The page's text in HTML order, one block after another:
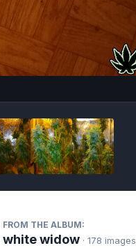
FROM THE ALBUM:
white widow · 178 images